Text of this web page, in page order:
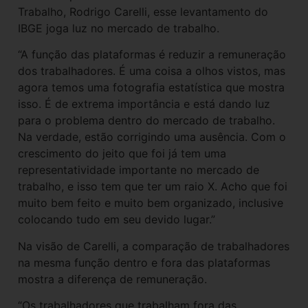
Trabalho, Rodrigo Carelli, esse levantamento do
IBGE joga luz no mercado de trabalho.
“A função das plataformas é reduzir a remuneração
dos trabalhadores. É uma coisa a olhos vistos, mas
agora temos uma fotografia estatística que mostra
isso. É de extrema importância e está dando luz
para o problema dentro do mercado de trabalho.
Na verdade, estão corrigindo uma ausência. Com o
crescimento do jeito que foi já tem uma
representatividade importante no mercado de
trabalho, e isso tem que ter um raio X. Acho que foi
muito bem feito e muito bem organizado, inclusive
colocando tudo em seu devido lugar.”
Na visão de Carelli, a comparação de trabalhadores
na mesma função dentro e fora das plataformas
mostra a diferença de remuneração.